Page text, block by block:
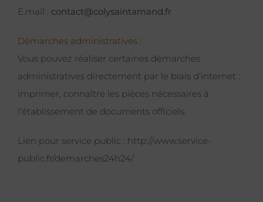
E.mail : contact@colysaintamand.fr
Démarches administratives :
Vous pouvez réaliser certaines démarches
administratives directement par le biais d’internet :
imprimer, connaître les pièces nécessaires à
l’établissement de documents officiels.
Lien pour service public : http://www.service-
public.fr/demarches24h24/